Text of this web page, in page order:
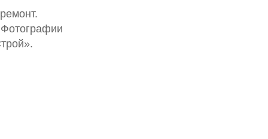
Фотографии